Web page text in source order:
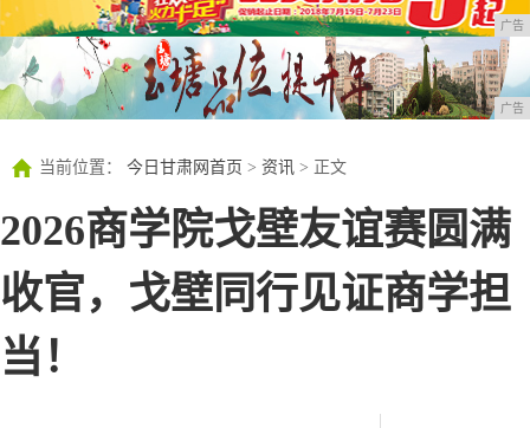
广告
广告
当前位置： 今日甘肃网首页 > 资讯 > 正文
2026商学院戈壁友谊赛圆满
收官，戈壁同行见证商学担
当！